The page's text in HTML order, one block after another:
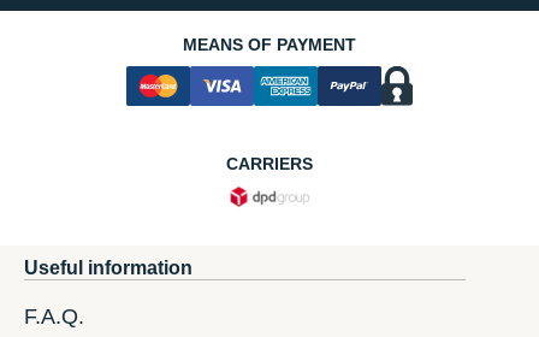
MEANS OF PAYMENT
CARRIERS
Useful information
F.A.Q.